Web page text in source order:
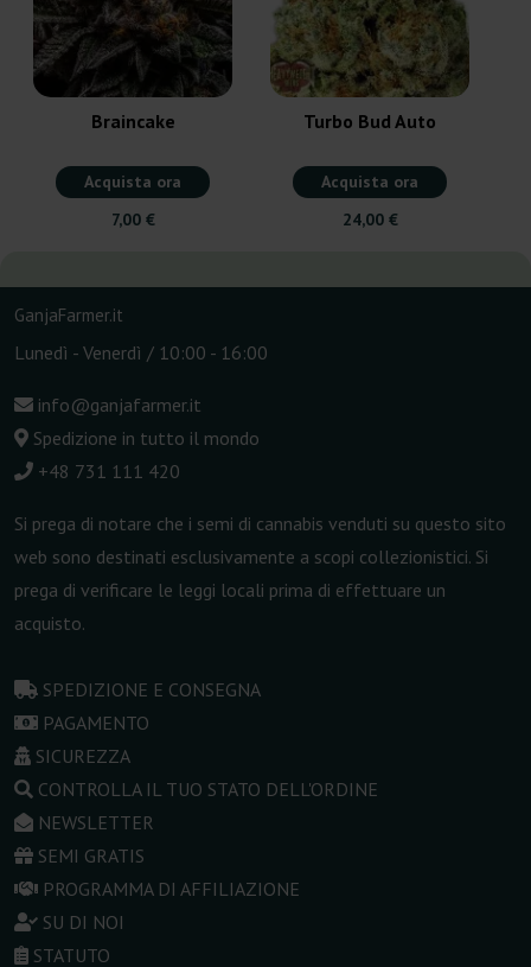
Braincake
Acquista ora
7,00 €
Turbo Bud Auto
Acquista ora
24,00 €
GanjaFarmer.it
Lunedì - Venerdì / 10:00 - 16:00
info@ganjafarmer.it
Spedizione in tutto il mondo
+48 731 111 420
Si prega di notare che i semi di cannabis venduti su questo sito
web sono destinati esclusivamente a scopi collezionistici. Si
prega di verificare le leggi locali prima di effettuare un
acquisto.
SPEDIZIONE E CONSEGNA
PAGAMENTO
SICUREZZA
CONTROLLA IL TUO STATO DELL'ORDINE
NEWSLETTER
SEMI GRATIS
PROGRAMMA DI AFFILIAZIONE
SU DI NOI
STATUTO